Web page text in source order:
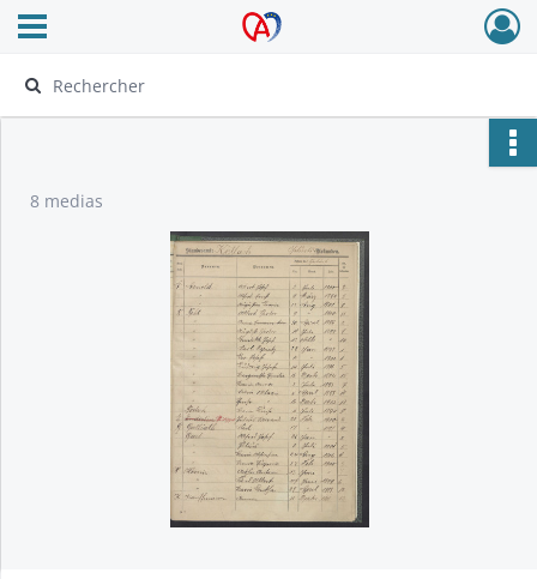
Archives Alsace - Colmar
Ouvrir le menu déroulant
8 medias